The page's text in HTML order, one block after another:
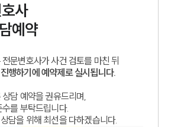
사
예약
문변호사가 사건 검토를 마친 뒤
행하기에 예약제로 실시됩니다.
담 예약을 권유드리며,
를 부탁드립니다.
담을 위해 최선을 다하겠습니다.